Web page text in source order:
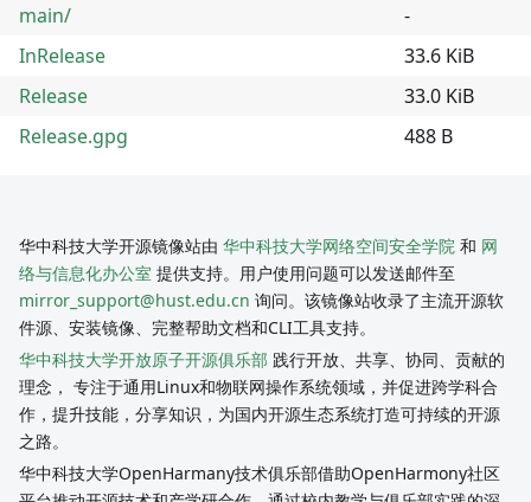
main/
-
InRelease
33.6 KiB
Release
33.0 KiB
Release.gpg
488 B
华中科技大学开源镜像站由 华中科技大学网络空间安全学院 和 网
络与信息化办公室 提供支持。用户使用问题可以发送邮件至
mirror_support@hust.edu.cn 询问。该镜像站收录了主流开源软
件源、安装镜像、完整帮助文档和CLI工具支持。
华中科技大学开放原子开源俱乐部 践行开放、共享、协同、贡献的
理念， 专注于通用Linux和物联网操作系统领域，并促进跨学科合
作，提升技能，分享知识，为国内开源生态系统打造可持续的开源
之路。
华中科技大学OpenHarmany技术俱乐部借助OpenHarmony社区